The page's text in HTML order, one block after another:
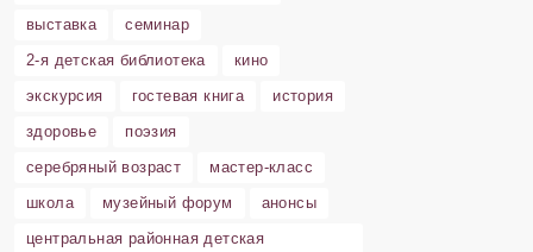
выставка
семинар
2-я детская библиотека
кино
экскурсия
гостевая книга
история
здоровье
поэзия
серебряный возраст
мастер-класс
школа
музейный форум
анонсы
центральная районная детская